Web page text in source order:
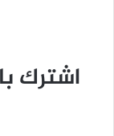
اشترك